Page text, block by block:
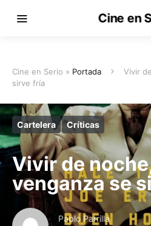
Cine en
Cine en Serio » Portada
Vivir
sirve fría
Cartelera Críticas
Vivir de
venganza se
Pablo Parrilla